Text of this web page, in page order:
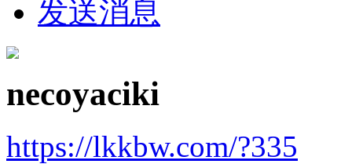
发送消息
necoyaciki
https://lkkbw.com/?335